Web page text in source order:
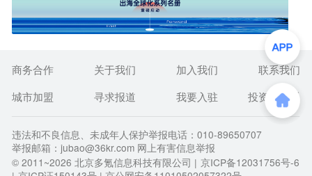
商务合作 关于我们 加入我们
联系我们
城市加盟
寻求报道 我要入驻 投资者关系
违法和不良信息、未成年人保护举报电话：010-89650707
举报邮箱：jubao@36kr.com 网上有害信息举报
© 2011~2026 北京多氪信息科技有限公司 | 京ICP备12031756号-6